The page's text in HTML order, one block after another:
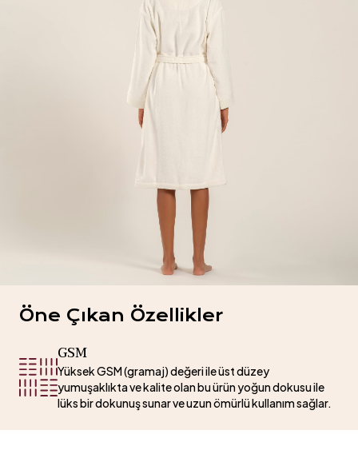
Öne Çıkan Özellikler
GSM
Yüksek GSM (gramaj) değeri ile üst düzey
yumuşaklıkta ve kalite olan bu ürün yoğun dokusu ile
lüks bir dokunuş sunar ve uzun ömürlü kullanım sağlar.